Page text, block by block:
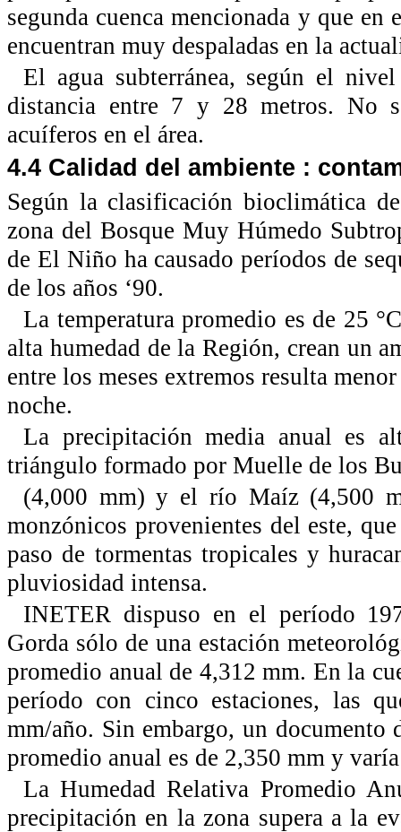
segunda cuenca mencionada y que
encuentran muy despaladas en la
El agua subterránea, según el
distancia entre 7 y 28 metros. No
acuíferos en el área.
4.4 Calidad del ambiente :
Según la clasificación bioclimática
zona del Bosque Muy Húmedo
de El Niño ha causado períodos de
de los años ‘90.
La temperatura promedio es de 25
alta humedad de la Región, crean un
entre los meses extremos resulta
noche.
La precipitación media anual es
triángulo formado por Muelle de los
(4,000 mm) y el río Maíz (4,500
monzónicos provenientes del este,
paso de tormentas tropicales y
pluviosidad intensa.
INETER dispuso en el período
Gorda sólo de una estación
promedio anual de 4,312 mm. En la
período con cinco estaciones, las
mm/año. Sin embargo, un
promedio anual es de 2,350 mm y
La Humedad Relativa Promedio
precipitación en la zona supera a la